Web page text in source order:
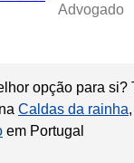
Advogado
opção para si?
Caldas da rainha
em Portugal